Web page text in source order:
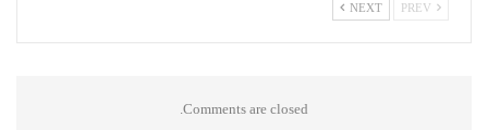
NEXT
Comments are closed.